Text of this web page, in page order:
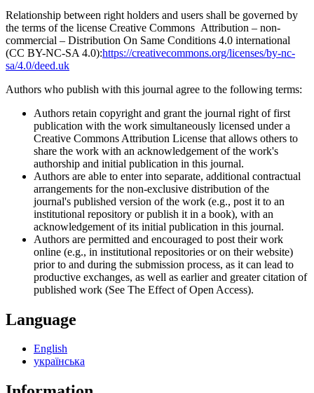
Relationship between right holders and users shall be governed by
the terms of the license Creative Commons Attribution – non-
commercial – Distribution On Same Conditions 4.0 international
(CC BY-NC-SA 4.0):https://creativecommons.org/licenses/by-nc-
sa/4.0/deed.uk
Authors who publish with this journal agree to the following terms:
Authors retain copyright and grant the journal right of first
publication with the work simultaneously licensed under a
Creative Commons Attribution License that allows others to
share the work with an acknowledgement of the work's
authorship and initial publication in this journal.
Authors are able to enter into separate, additional contractual
arrangements for the non-exclusive distribution of the
journal's published version of the work (e.g., post it to an
institutional repository or publish it in a book), with an
acknowledgement of its initial publication in this journal.
Authors are permitted and encouraged to post their work
online (e.g., in institutional repositories or on their website)
prior to and during the submission process, as it can lead to
productive exchanges, as well as earlier and greater citation of
published work (See The Effect of Open Access).
Language
English
українська